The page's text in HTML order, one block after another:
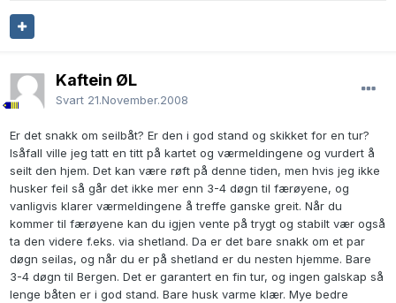
Kaftein ØL
Svart 21.November.2008
Er det snakk om seilbåt? Er den i god stand og skikket for en tur?
Isåfall ville jeg tatt en titt på kartet og værmeldingene og vurdert å
seilt den hjem. Det kan være røft på denne tiden, men hvis jeg ikke
husker feil så går det ikke mer enn 3-4 døgn til færøyene, og
vanligvis klarer værmeldingene å treffe ganske greit. Når du
kommer til færøyene kan du igjen vente på trygt og stabilt vær også
ta den videre f.eks. via shetland. Da er det bare snakk om et par
døgn seilas, og når du er på shetland er du nesten hjemme. Bare
3-4 døgn til Bergen. Det er garantert en fin tur, og ingen galskap så
lenge båten er i god stand. Bare husk varme klær. Mye bedre